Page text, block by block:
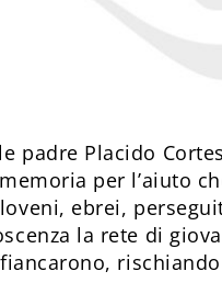
padre Placido
per l’aiuto
ebrei,
la rete di